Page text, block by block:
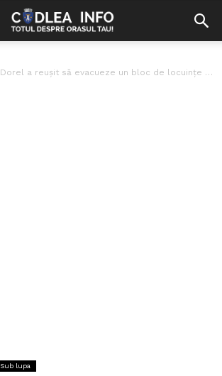
Dorel a reușit să evacueze un bloc de locuințe timp de 5...
Sub lupa